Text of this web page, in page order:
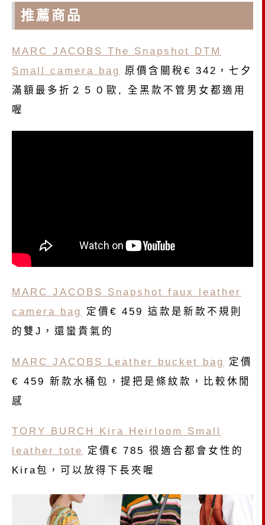
推薦商品
MARC JACOBS The Snapshot DTM
Small camera bag
原價含關稅€ 342，七夕
滿額最多折２５０歐, 全黑款不管男女都適用
喔
MARC JACOBS Snapshot faux leather
camera bag
定價€ 459 這款是新款不規則
的雙J，還蠻貴氣的
MARC JACOBS Leather bucket bag
定價
€ 459 新款水桶包，提把是條紋款，比較休閒
感
TORY BURCH Kira Heirloom Small
leather tote
定價€ 785 很適合都會女性的
Kira包，可以放得下長夾喔